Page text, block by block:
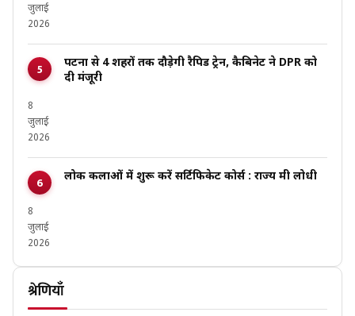
जुलाई
2026
पटना से 4 शहरों तक दौड़ेगी रैपिड ट्रेन, कैबिनेट ने DPR को
दी मंजूरी
8
जुलाई
2026
लोक कलाओं में शुरू करें सर्टिफिकेट कोर्स : राज्य मंत्री लोधी
8
जुलाई
2026
श्रेणियाँ